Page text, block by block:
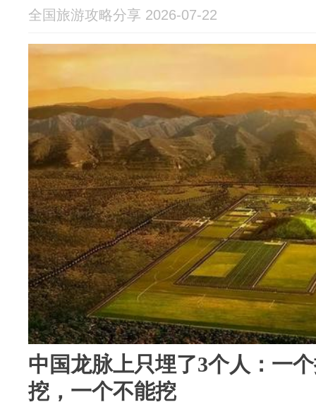
全国旅游攻略分享 2026-07-22
中国龙脉上只埋了3个人：一
挖，一个不能挖